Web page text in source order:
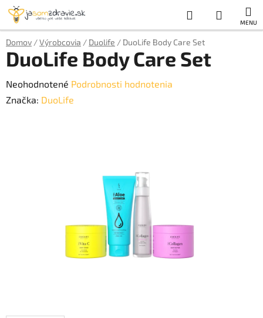
Prejsť
obsah
Hľadať
KOŠÍK
Domov /Výrobcovia / Duolife / DuoLife Body Care Set
DuoLife Body Care Set
Priemerné
hodnotenie
Neohodnotené Podrobnosti hodnotenia
Značka: DuoLife